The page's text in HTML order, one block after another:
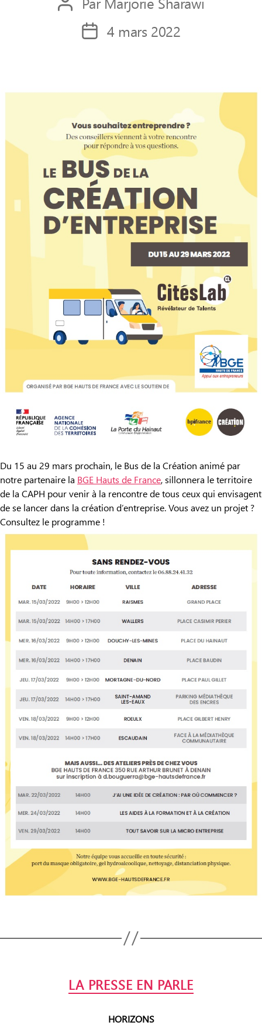
l’articleDate4 mars 2022
Du 15 au 29 mars prochain, le Bus de la Création animé par
notre partenaire la BGE Hauts de France, sillonnera le territoire
de la CAPH pour venir à la rencontre de tous ceux qui envisagent
de se lancer dans la création d’entreprise. Vous avez un projet ?
Consultez le programme !
LA PRESSE EN PARLE
HORIZONS